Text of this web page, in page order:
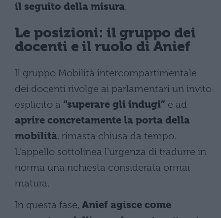
il seguito della misura.
Le posizioni: il gruppo dei
docenti e il ruolo di Anief
Il gruppo Mobilità intercompartimentale
dei docenti rivolge ai parlamentari un invito
esplicito a “superare gli indugi” e ad
aprire concretamente la porta della
mobilità, rimasta chiusa da tempo.
L’appello sottolinea l’urgenza di tradurre in
norma una richiesta considerata ormai
matura.
In questa fase, Anief agisce come